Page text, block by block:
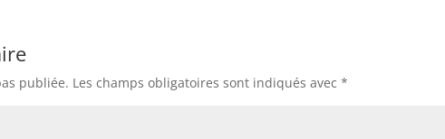
publiée. Les champs obligatoires sont indiqués avec*